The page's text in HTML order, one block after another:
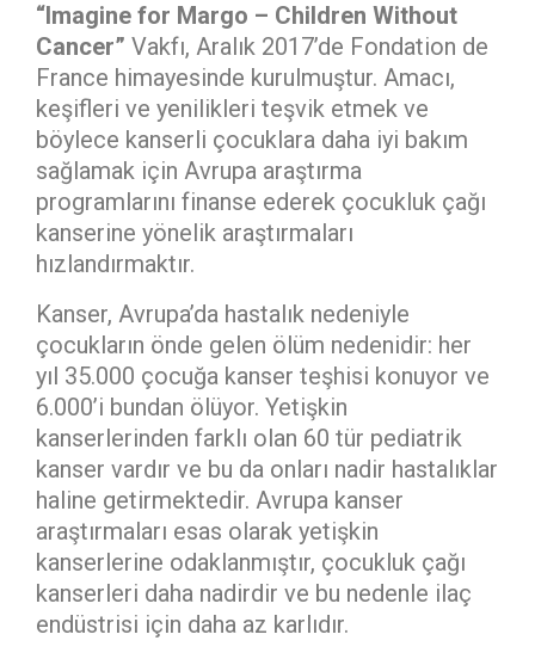
“Imagine for Margo – Children Without
Cancer” Vakfı, Aralık 2017’de Fondation de
France himayesinde kurulmuştur. Amacı,
keşifleri ve yenilikleri teşvik etmek ve
böylece kanserli çocuklara daha iyi bakım
sağlamak için Avrupa araştırma
programlarını finanse ederek çocukluk çağı
kanserine yönelik araştırmaları
hızlandırmaktır.
Kanser, Avrupa’da hastalık nedeniyle
çocukların önde gelen ölüm nedenidir: her
yıl 35.000 çocuğa kanser teşhisi konuyor ve
6.000’i bundan ölüyor. Yetişkin
kanserlerinden farklı olan 60 tür pediatrik
kanser vardır ve bu da onları nadir hastalıklar
haline getirmektedir. Avrupa kanser
araştırmaları esas olarak yetişkin
kanserlerine odaklanmıştır, çocukluk çağı
kanserleri daha nadirdir ve bu nedenle ilaç
endüstrisi için daha az karlıdır.